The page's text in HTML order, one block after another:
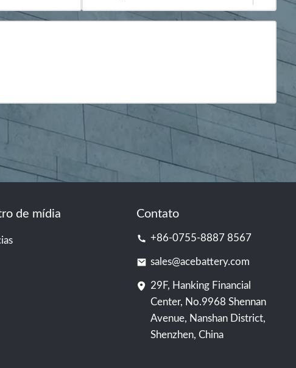
de mídia Contato
+86-0755-8887 8567
sales@acebattery.com
29F, Hanking Financial
Center, No.9968 Shennan
Avenue, Nanshan District,
Shenzhen, China